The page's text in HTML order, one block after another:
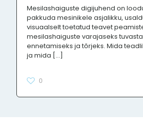
Mesilashaiguste digijuhend on
pakkuda mesinikele asjalikku,
visuaalselt toetatud teavet
mesilashaiguste varajaseks
ennetamiseks ja tõrjeks. Mida
ja mida […]
0